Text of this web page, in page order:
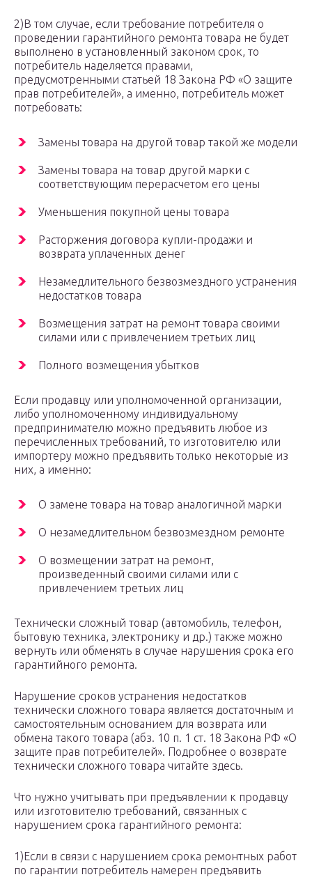
2)В том случае, если требование потребителя о
проведении гарантийного ремонта товара не будет
выполнено в установленный законом срок, то
потребитель наделяется правами,
предусмотренными статьей 18 Закона РФ «О защите
прав потребителей», а именно, потребитель может
потребовать:
Замены товара на другой товар такой же модели
Замены товара на товар другой марки с
соответствующим перерасчетом его цены
Уменьшения покупной цены товара
Расторжения договора купли-продажи и
возврата уплаченных денег
Незамедлительного безвозмездного устранения
недостатков товара
Возмещения затрат на ремонт товара своими
силами или с привлечением третьих лиц
Полного возмещения убытков
Если продавцу или уполномоченной организации,
либо уполномоченному индивидуальному
предпринимателю можно предъявить любое из
перечисленных требований, то изготовителю или
импортеру можно предъявить только некоторые из
них, а именно:
О замене товара на товар аналогичной марки
О незамедлительном безвозмездном ремонте
О возмещении затрат на ремонт,
произведенный своими силами или с
привлечением третьих лиц
Технически сложный товар (автомобиль, телефон,
бытовую техника, электронику и др.) также можно
вернуть или обменять в случае нарушения срока его
гарантийного ремонта.
Нарушение сроков устранения недостатков
технически сложного товара является достаточным и
самостоятельным основанием для возврата или
обмена такого товара (абз. 10 п. 1 ст. 18 Закона РФ «О
защите прав потребителей». Подробнее о возврате
технически сложного товара читайте здесь.
Что нужно учитывать при предъявлении к продавцу
или изготовителю требований, связанных с
нарушением срока гарантийного ремонта:
1)Если в связи с нарушением срока ремонтных работ
по гарантии потребитель намерен предъявить